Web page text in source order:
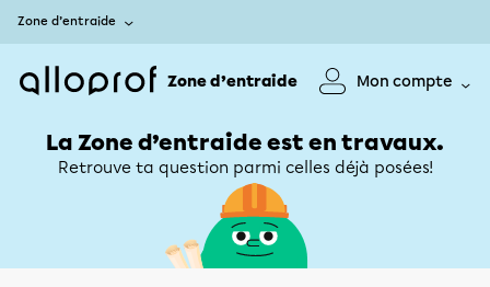
Zone d’entraide
Zone d’entraide Mon compte
La Zone d’entraide est en travaux.
Retrouve ta question parmi celles déjà posées!